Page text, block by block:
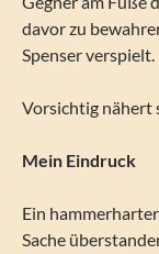
davor zu
Spenser verspielt.
Vorsichtig nähert
Mein Eindruck
Ein
Sache